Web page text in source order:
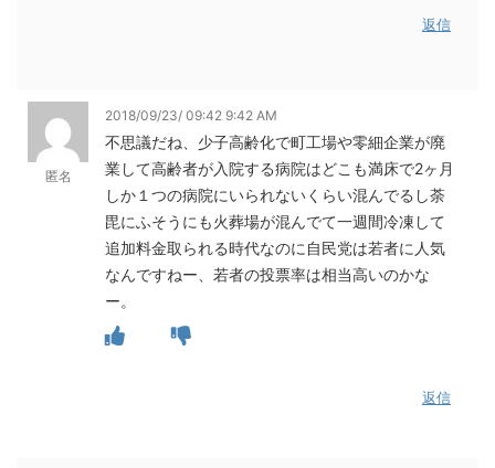
返信
匿名
2018/09/23/ 09:42 9:42 AM
不思議だね、少子高齢化で町工場や零細企業が廃
業して高齢者が入院する病院はどこも満床で2ヶ月
しか１つの病院にいられないくらい混んでるし荼
毘にふそうにも火葬場が混んでて一週間冷凍して
追加料金取られる時代なのに自民党は若者に人気
なんですねー、若者の投票率は相当高いのかな
ー。
返信